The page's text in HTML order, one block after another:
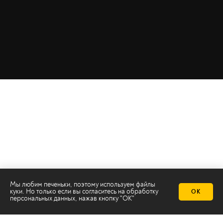
Мы любим печеньки, поэтому используем файлы
куки. Но только если вы согласитесь на обработку
персональных данных, нажав кнопку "ОК"
ОК